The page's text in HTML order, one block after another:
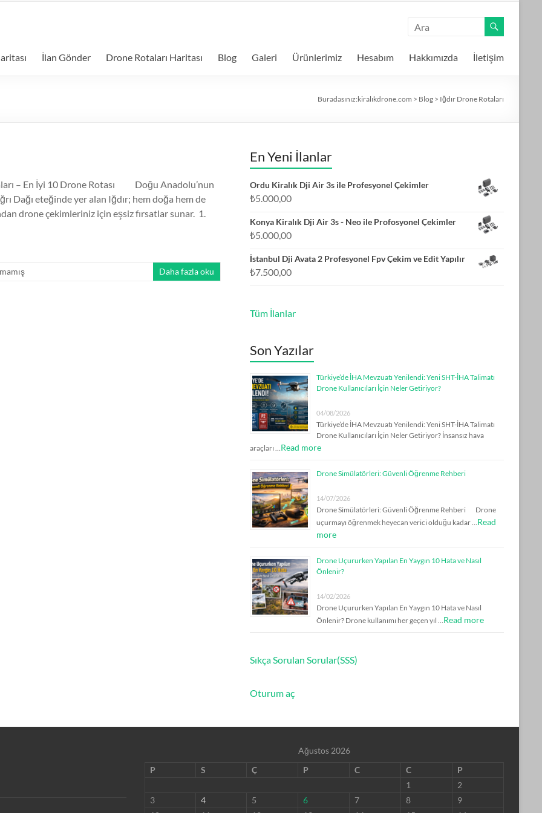
İlan Gönder Drone Rotaları Haritası Blog Galeri Ürünlerimiz Hesabım Hakkımızda İletişim
Buradasınız:kiralıkdrone.com > Blog > Iğdır Drone Rotaları
– En İyi 10 Drone Rotası Doğu Anadolu’nun
Dağı eteğinde yer alan Iğdır; hem doğa hem de
drone çekimleriniz için eşsiz fırsatlar sunar. 1.
Daha fazla oku
En Yeni İlanlar
Ordu Kiralık Dji Air 3s ile Profesyonel Çekimler
₺5.000,00
Konya Kiralık Dji Air 3s - Neo ile Profosyonel Çekimler
₺5.000,00
İstanbul Dji Avata 2 Profesyonel Fpv Çekim ve Edit Yapılır
₺7.500,00
Tüm İlanlar
Son Yazılar
Türkiye’de İHA Mevzuatı Yenilendi: Yeni SHT-İHA Talimatı
Drone Kullanıcıları İçin Neler Getiriyor?
04/08/2026
Türkiye’de İHA Mevzuatı Yenilendi: Yeni SHT-İHA Talimatı
Drone Kullanıcıları İçin Neler Getiriyor? İnsansız hava
araçları …Read more
Drone Simülatörleri: Güvenli Öğrenme Rehberi
14/07/2026
Drone Simülatörleri: Güvenli Öğrenme Rehberi Drone
uçurmayı öğrenmek heyecan verici olduğu kadar …Read
more
Drone Uçururken Yapılan En Yaygın 10 Hata ve Nasıl
Önlenir?
14/02/2026
Drone Uçururken Yapılan En Yaygın 10 Hata ve Nasıl
Önlenir? Drone kullanımı her geçen yıl …Read more
Sıkça Sorulan Sorular(SSS)
Oturum aç
Ağustos 2026
P
S Ç P C C
P
1
2
3
4 5 6 7 8
9